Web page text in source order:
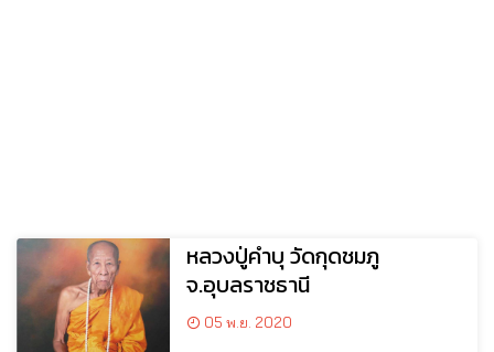
หลวงปู่คำบุ วัดกุดชมภู
จ.อุบลราชธานี
05 พ.ย. 2020